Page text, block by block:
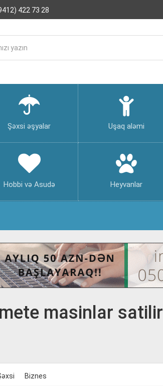
422 73 28
Şəxsi əşyalar Uşaq aləmi
Hobbi və Asudə Heyvanlar
masinlar satilir
Biznes